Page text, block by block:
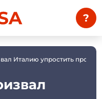
?
Италию упростить